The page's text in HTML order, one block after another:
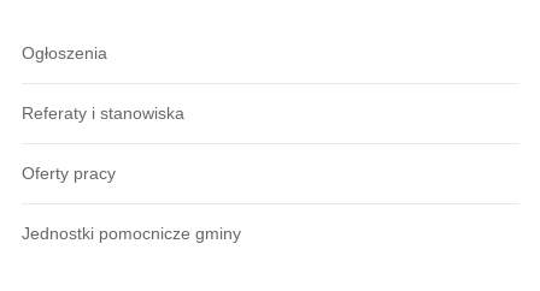
Ogłoszenia
Referaty i stanowiska
Oferty pracy
Jednostki pomocnicze gminy